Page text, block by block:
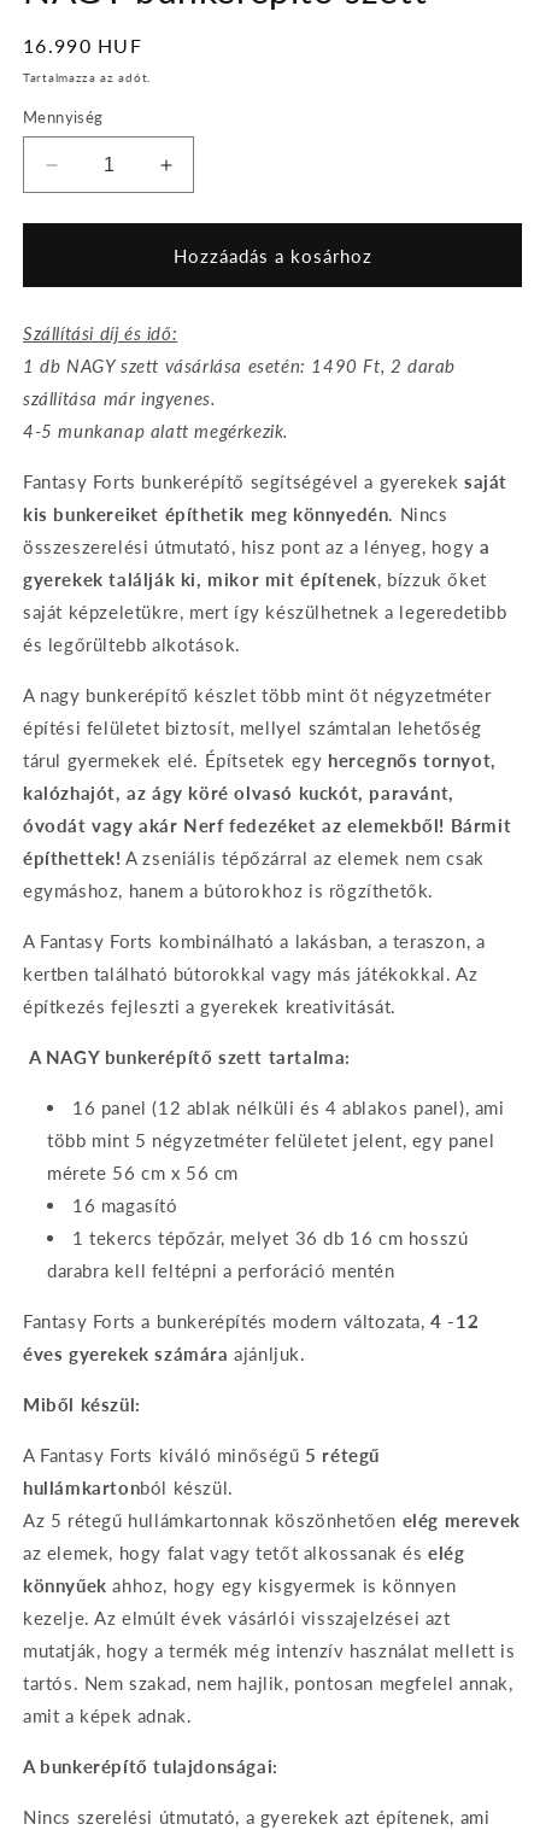
Normál
ár
16.990 HUF
Tartalmazza az adót.
Mennyiség
NAGY
bunkerépítő
szett
mennyiségének
NAGY
bunkerépítő
szett
mennyiségének
Hozzáadás a kosárhoz
Szállítási díj és idő:
1 db NAGY szett vásárlása esetén: 1490 Ft, 2 darab
szállítása már ingyenes.
4-5 munkanap alatt megérkezik.
Fantasy Forts bunkerépítő segítségével a gyerekek saját
kis bunkereiket építhetik meg könnyedén. Nincs
összeszerelési útmutató, hisz pont az a lényeg, hogy a
gyerekek találják ki, mikor mit építenek, bízzuk őket
saját képzeletükre, mert így készülhetnek a legeredetibb
és legőrültebb alkotások.
A nagy bunkerépítő készlet több mint öt négyzetméter
építési felületet biztosít, mellyel számtalan lehetőség
tárul gyermekek elé. Építsetek egy hercegnős tornyot,
kalózhajót, az ágy köré olvasó kuckót, paravánt,
óvodát vagy akár Nerf fedezéket az elemekből! Bármit
építhettek! A zseniális tépőzárral az elemek nem csak
egymáshoz, hanem a bútorokhoz is rögzíthetők.
A Fantasy Forts kombinálható a lakásban, a teraszon, a
kertben található bútorokkal vagy más játékokkal. Az
építkezés fejleszti a gyerekek kreativitását.
A NAGY bunkerépítő szett tartalma:
16 panel (12 ablak nélküli és 4 ablakos panel), ami
több mint 5 négyzetméter felületet jelent, egy panel
mérete 56 cm x 56 cm
16 magasító
1 tekercs tépőzár, melyet 36 db 16 cm hosszú
darabra kell feltépni a perforáció mentén
Fantasy Forts a bunkerépítés modern változata,4 -12
éves gyerekek számára ajánljuk.
Miből készül:
A Fantasy Forts kiváló minőségű 5 rétegű
hullámkartonból készül.
Az 5 rétegű hullámkartonnak köszönhetően elég merevek
az elemek, hogy falat vagy tetőt alkossanak éselég
könnyűek ahhoz, hogy egy kisgyermek is könnyen
kezelje. Az elmúlt évek vásárlói visszajelzései azt
mutatják, hogy a termék még intenzív használat mellett is
tartós. Nem szakad, nem hajlik, pontosan megfelel annak,
amit a képek adnak.
A bunkerépítő tulajdonságai:
Nincs szerelési útmutató, a gyerekek azt építenek, ami